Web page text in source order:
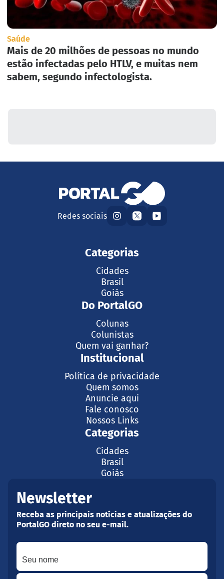
Saúde
Mais de 20 milhões de pessoas no mundo
estão infectadas pelo HTLV, e muitas nem
sabem, segundo infectologista.
Redes sociais
Categorias
Cidades
Brasil
Goiás
Do PortalGO
Colunas
Colunistas
Quem vai ganhar?
Institucional
Política de privacidade
Quem somos
Anuncie aqui
Fale conosco
Nossos Links
Categorias
Cidades
Brasil
Goiás
Newsletter
Receba as principais notícias e atualizações do
PortalGO direto no seu e-mail.
Seu nome
Seu melhor e-mail